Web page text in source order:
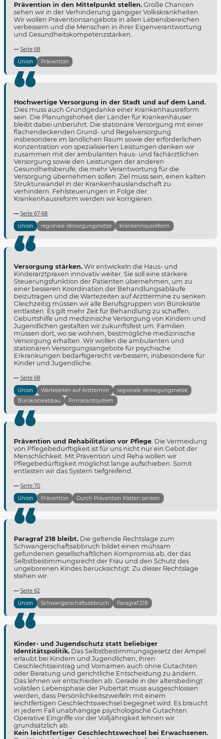
Prävention in den Mittelpunkt stellen. Große Chancen
sehen wir in der Verhinderung gängiger Volkskrankheiten.
Wir wollen Präventionsangebote in allen Lebensbereichen
verbessern und die Menschen in ihrer Eigenverantwortung
und Gesundheitskompetenzstärken.
Seite 68
Union
Prävention
Hochwertige Versorgung in der Stadt und auf dem Land.
Dies muss auch Grundgedanke einer Krankenhausreform
sein. Die Planungshoheit der Länder für Krankenhäuser
bleibt dabei unberührt. Die stationäre Versorgung mit einer
flächendeckenden Grund- und Regelversorgung
insbesondere im ländlichen Raum sowie der erforderlichen
Konzentration von spezialisierten Leistungen denken wir
zusammen mit der ambulanten haus- und fachärztlichen
Versorgung sowie den Leistungen der anderen
Gesundheitsberufe, die mehr Verantwortung für die
Versorgung übernehmen sollen. Ziel muss sein, einen kalten
Strukturwandel in der Krankenhauslandschaft zu
verhindern. Fehlsteuerungen in Folge der
Krankenhausreform werden wir korrigieren.
Seite 67-68
Union
regionale Versorgungsnetze Krankenhausreform
Versorgung stärken. Wir entwickeln die Haus- und
Kinderarztpraxen innovativ weiter. Sie soll eine stärkere
Steuerungsfunktion der Patienten übernehmen, um zu
einer besseren Koordination der Behandlungsabläufe
beizutragen und die Wartezeiten auf Arzttermine zu senken.
Gleichzeitig müssen wir alle Berufsgruppen von Bürokratie
entlasten. Es gilt mehr Zeit für Behandlung zu schaffen.
Geburtshilfe und medizinische Versorgung von Kindern und
Jugendlichen gestalten wir zukunftsfest um. Familien
müssen dort, wo sie wohnen, bestmögliche medizinische
Versorgung erhalten. Wir wollen die ambulanten und
stationären Versorgungsangebote für psychische
Erkrankungen bedarfsgerecht verbessern, insbesondere für
Kinder und Jugendliche.
Seite 68
Union
Wartezeiten auf Arzttermin
regionale Versorgungsnetze
Bürokratieabbau
Primärarztsystem
Prävention und Rehabilitation vor Pflege . Die Vermeidung
von Pflegebedürftigkeit ist für uns nicht nur ein Gebot der
Menschlichkeit. Mit Prävention und Reha wollen wir
Pflegebedürftigkeit möglichst lange aufschieben. Somit
entlasten wir das System tiefgreifend.
Seite 70
Union
Prävention Durch Prävention Kosten senken
Paragraf 218 bleibt. Die geltende Rechtslage zum
Schwangerschaftsabbruch bildet einen mühsam
gefundenen gesellschaftlichen Kompromiss ab, der das
Selbstbestimmungsrecht der Frau und den Schutz des
ungeborenen Kindes berücksichtigt. Zu dieser Rechtslage
stehen wir.
Seite 62
Union
Schwangerschaftsabbruch Paragraf 218
Kinder- und Jugendschutz statt beliebiger
Identitätspolitik. Das Selbstbestimmungsgesetz der Ampel
erlaubt bei Kindern und Jugendlichen, ihren
Geschlechtseintrag und Vornamen auch ohne Gutachten
oder Beratung und gerichtliche Entscheidung zu ändern.
Das lehnen wir entschieden ab. Gerade in der altersbedingt
volatilen Lebensphase der Pubertät muss ausgeschlossen
werden, dass Persönlichkeitszweifeln mit einem
leichtfertigen Geschlechtswechsel begegnet wird. Es braucht
in jedem Fall unabhängige psychologische Gutachten.
Operative Eingriffe vor der Volljährigkeit lehnen wir
grundsätzlich ab.
Kein leichtfertiger Geschlechtswechsel bei Erwachsenen.